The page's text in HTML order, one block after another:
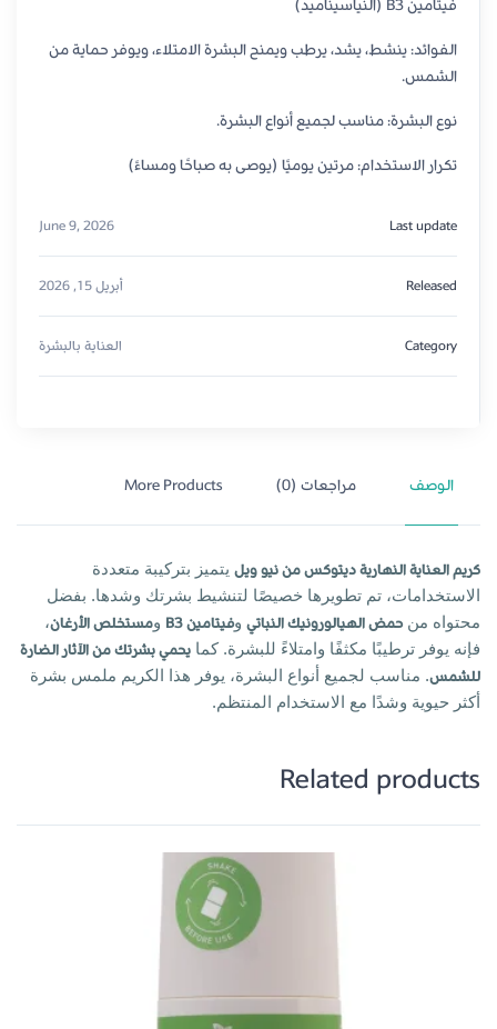
فيتامين B3 (النياسيناميد)
الفوائد: ينشط، يشد، يرطب ويمنح البشرة الامتلاء، ويوفر حماية من
الشمس.
نوع البشرة: مناسب لجميع أنواع البشرة.
تكرار الاستخدام: مرتين يوميًا (يوصى به صباحًا ومساءً)
Last update
June 9, 2026
Released أبريل 15, 2026
Category العناية بالبشرة
الوصف مراجعات (0) More Products
كريم العناية النهارية ديتوكس من نيو ويل يتميز بتركيبة متعددة
الاستخدامات، تم تطويرها خصيصًا لتنشيط بشرتك وشدها. بفضل
محتواه من حمض الهيالورونيك النباتي وفيتامين B3 ومستخلص الأرغان،
فإنه يوفر ترطيبًا مكثفًا وامتلاءً للبشرة. كما يحمي بشرتك من الآثار الضارة
للشمس. مناسب لجميع أنواع البشرة، يوفر هذا الكريم ملمس بشرة
أكثر حيوية وشدًا مع الاستخدام المنتظم.
Related products